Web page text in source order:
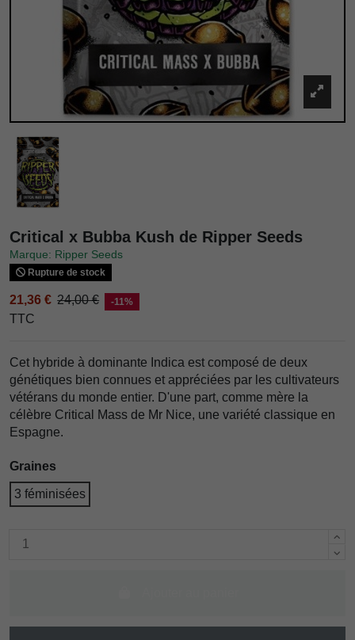
Critical x Bubba Kush de Ripper Seeds
Marque: Ripper Seeds
Rupture de stock
21,36 € 24,00 € -11%
TTC
Cet hybride à dominante Indica est composé de deux
génétiques bien connues et appréciées par les cultivateurs
vétérans du monde entier. D'une part, comme mère la
célèbre Critical Mass de Mr Nice, une variété classique en
Espagne.
Graines
3 féminisées